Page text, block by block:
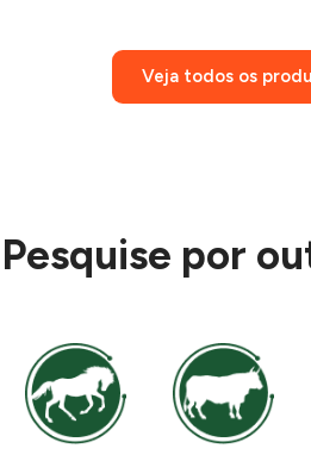
Veja todos os
Pesquise por